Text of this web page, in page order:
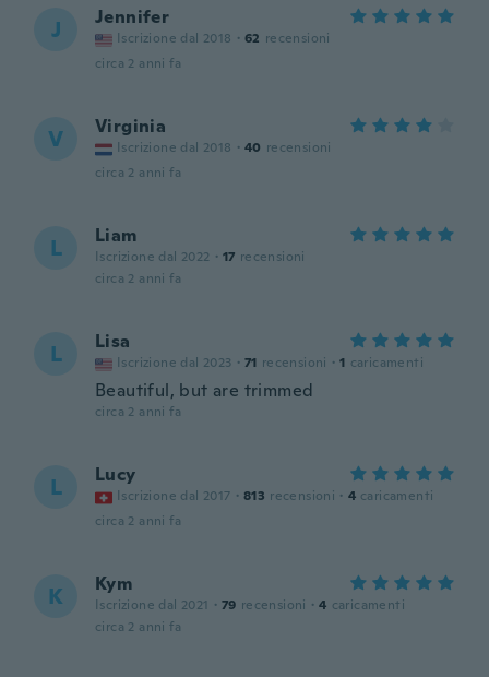
J Jennifer
Iscrizione dal 2018 · 62 recensioni
circa 2 anni fa
V Virginia
Iscrizione dal 2018 · 40 recensioni
circa 2 anni fa
L Liam
Iscrizione dal 2022 · 17 recensioni
circa 2 anni fa
L Lisa
Iscrizione dal 2023 · 71 recensioni · 1 caricamenti
Beautiful, but are trimmed
circa 2 anni fa
L Lucy
Iscrizione dal 2017 · 813 recensioni · 4 caricamenti
circa 2 anni fa
K Kym
Iscrizione dal 2021 · 79 recensioni · 4 caricamenti
circa 2 anni fa